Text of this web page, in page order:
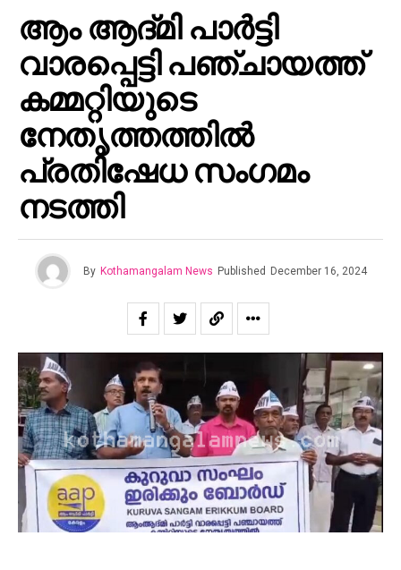
ആം ആദ്മി പാർട്ടി
വാരപ്പെട്ടി പഞ്ചായത്ത്
കമ്മറ്റിയുടെ
നേതൃത്തത്തിൽ
പ്രതിഷേധ സംഗമം
നടത്തി
By Kothamangalam News Published December 16, 2024